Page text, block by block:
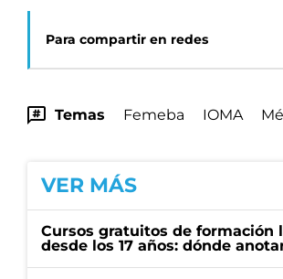
Para compartir en redes
Temas Femeba IOMA
VER MÁS
Cursos gratuitos de formación
desde los 17 años: dónde